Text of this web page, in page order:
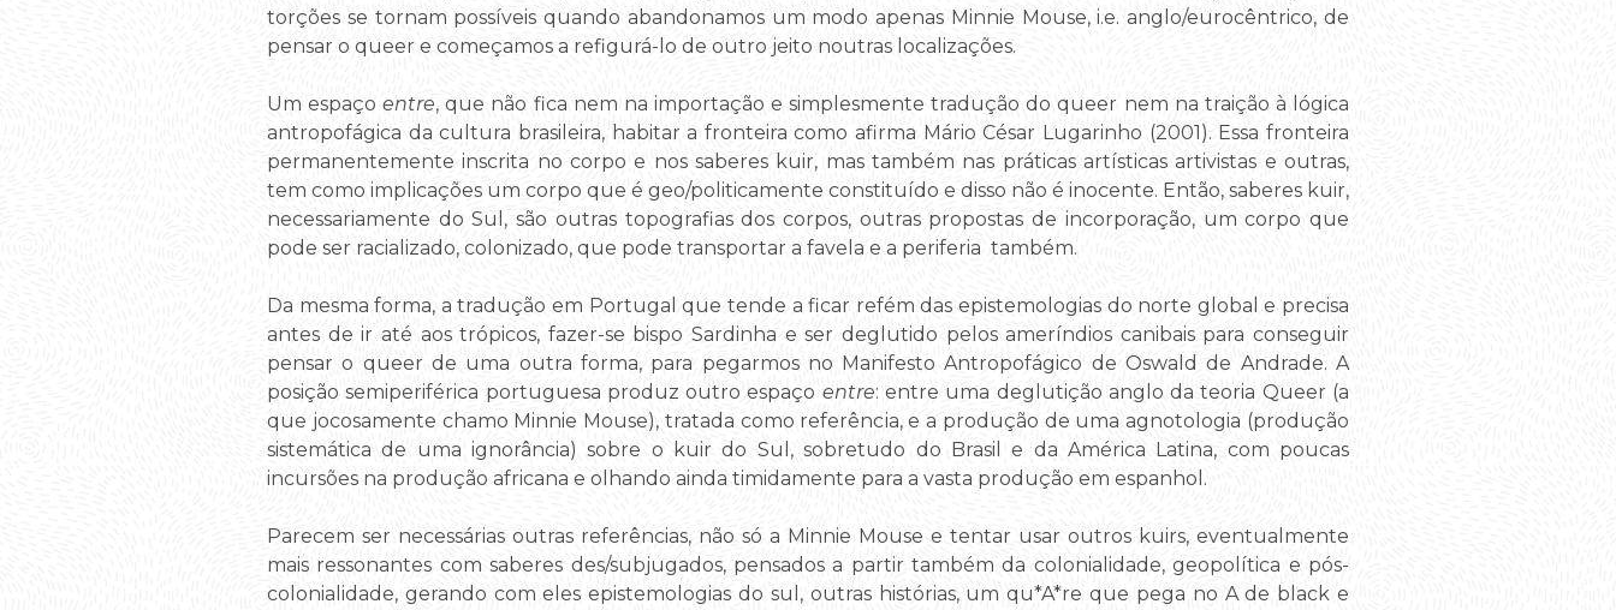
torções se tornam possíveis quando abandonamos um modo apenas Minnie Mouse, i.e. anglo/eurocêntrico, de
pensar o queer e começamos a refigurá-lo de outro jeito noutras localizações.
Um espaçoentre, que não fica nem na importação e simplesmente tradução do queer nem na traição à lógica
antropofágica da cultura brasileira, habitar a fronteira como afirma Mário César Lugarinho (2001). Essa fronteira
permanentemente inscrita no corpo e nos saberes kuir, mas também nas práticas artísticas artivistas e outras,
tem como implicações um corpo que é geo/politicamente constituído e disso não é inocente. Então, saberes kuir,
necessariamente do Sul, são outras topografias dos corpos, outras propostas de incorporação, um corpo que
pode ser racializado, colonizado, que pode transportar a favela e a periferia também.
Da mesma forma, a tradução em Portugal que tende a ficar refém das epistemologias do norte global e precisa
antes de ir até aos trópicos, fazer-se bispo Sardinha e ser deglutido pelos ameríndios canibais para conseguir
pensar o queer de uma outra forma, para pegarmos no Manifesto Antropofágico de Oswald de Andrade. A
posição semiperiférica portuguesa produz outro espaço entre: entre uma deglutição anglo da teoria Queer (a
que jocosamente chamo Minnie Mouse), tratada como referência, e a produção de uma agnotologia (produção
sistemática de uma ignorância) sobre o kuir do Sul, sobretudo do Brasil e da América Latina, com poucas
incursões na produção africana e olhando ainda timidamente para a vasta produção em espanhol.
Parecem ser necessárias outras referências, não só a Minnie Mouse e tentar usar outros kuirs, eventualmente
mais ressonantes com saberes des/subjugados, pensados a partir também da colonialidade, geopolítica e pós-
colonialidade, gerando com eles epistemologias do sul, outras histórias, um qu*A*re que pega no A de black e